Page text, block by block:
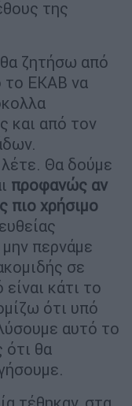
της
ζητήσω από
το ΕΚΑΒ να
και από τον
Θα δούμε
προφανώς αν
πιο χρήσιμο
περνάμε
σε
κάτι το
ότι υπό
αυτό το
ότι θα